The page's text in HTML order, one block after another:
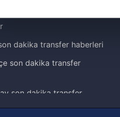
halükârda, kullanıcılar, bu
daha iyi bir hizmet sunabilmek
vasıtasıyla çeşitli kişisel
kullanılmaktadır. Diğer
pazarlama faaliyetlerinin
ilişkin tercihlerinizi aşağıda
dakika transfer haberleri
son dakika transfer
son dakika transfer